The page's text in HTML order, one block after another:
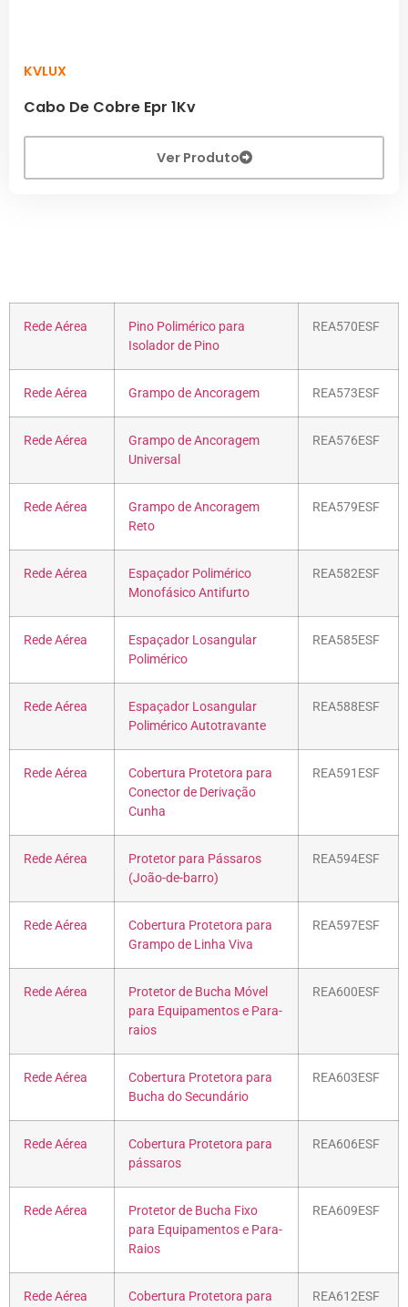
KVLUX
Cabo De Cobre Epr 1Kv
Ver Produto
Rede Aérea
Pino Polimérico para
Isolador de Pino
REA570ESF
Rede Aérea Grampo de Ancoragem REA573ESF
Rede Aérea
Grampo de Ancoragem
Universal
REA576ESF
Rede Aérea
Grampo de Ancoragem
Reto
REA579ESF
Rede Aérea
Espaçador Polimérico
Monofásico Antifurto
REA582ESF
Rede Aérea
Espaçador Losangular
Polimérico
REA585ESF
Rede Aérea
Espaçador Losangular
Polimérico Autotravante
REA588ESF
Rede Aérea
Cobertura Protetora para
Conector de Derivação
Cunha
REA591ESF
Rede Aérea
Protetor para Pássaros
(João-de-barro)
REA594ESF
Rede Aérea
Cobertura Protetora para
Grampo de Linha Viva
REA597ESF
Rede Aérea
Protetor de Bucha Móvel
para Equipamentos e Para-
raios
REA600ESF
Rede Aérea
Cobertura Protetora para
Bucha do Secundário
REA603ESF
Rede Aérea
Cobertura Protetora para
pássaros
REA606ESF
Rede Aérea
Protetor de Bucha Fixo
para Equipamentos e Para-
Raios
REA609ESF
Rede Aérea
Cobertura Protetora para
REA612ESF